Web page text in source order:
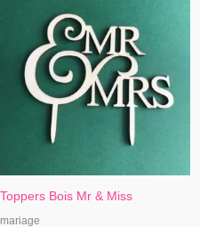
Toppers Bois Mr & Miss
mariage